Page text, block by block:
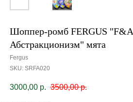
Шоппер-ромб FERGUS "F&A
Абстракционизм" мята
Fergus
SKU: SRFA020
3000,00 р. 3500,00 р.